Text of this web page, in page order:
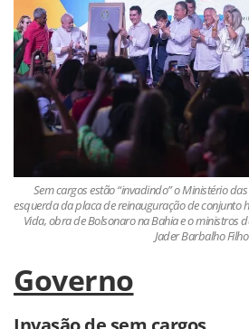
Sem cargos estão “invadindo” o Ministério
esquerda da placa de reinauguração de conjunto
Vida, obra de Bolsonaro na Bahia e o ministros
Jader Barbalho Filho
Governo